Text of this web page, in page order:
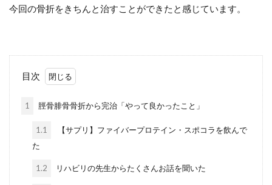
今回の骨折をきちんと治すことができたと感じています。
目次
1 脛骨腓骨骨折から完治「やって良かったこと」
1.1
【サプリ】ファイバープロテイン・スポコラを飲んで
た
1.2 リハビリの先生からたくさんお話を聞いた